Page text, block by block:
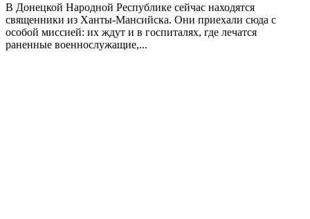
В Донецкой Народной Республике сейчас находятся
священники из Ханты-Мансийска. Они приехали сюда с
особой миссией: их ждут и в госпиталях, где лечатся
раненные военнослужащие,...